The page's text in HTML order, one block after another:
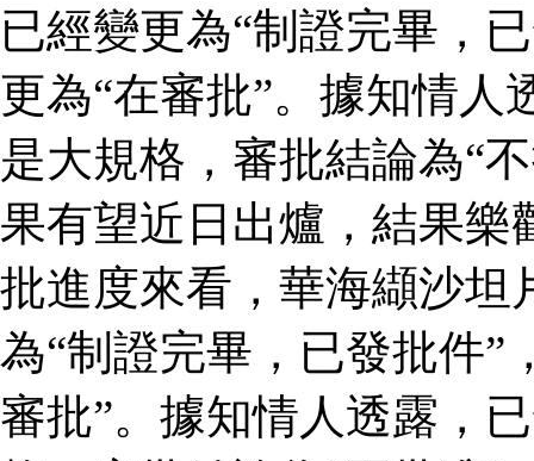
已經變更為“制證完畢，
更為“在審批”。據知情
是大規格，審批結論為“
果有望近日出爐，結果樂
批進度來看，華海纈沙坦
為“制證完畢，已發批件”
審批”。據知情人透露，